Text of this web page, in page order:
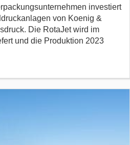
investiert
von Koenig &
Die RotaJet wird im
und die Produktion 2023